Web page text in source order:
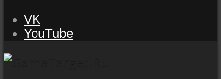
VK
YouTube